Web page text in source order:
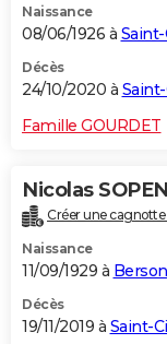
Naissance
08/06/1926 à
Décès
24/10/2020 à
Famille GOURDET
Nicolas
Créer une cagnotte
Naissance
11/09/1929 à Berson
Décès
19/11/2019 à Saint-